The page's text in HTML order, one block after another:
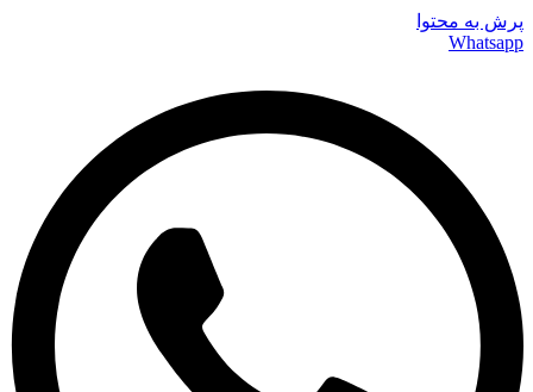
پرش به محتوا
Whatsapp